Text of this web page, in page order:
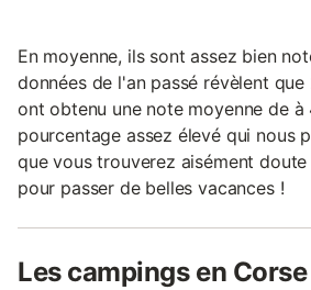
En moyenne, ils sont assez bien
données de l'an passé révèlent
ont obtenu une note moyenne de à
pourcentage assez élevé qui nous
que vous trouverez aisément
pour passer de belles vacances !
Les campings en